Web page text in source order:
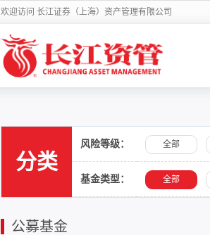
欢迎访问 长江证券（上海）资产管理有限公司
分类
风险等级： 全部
基金类型： 全部
公募基金